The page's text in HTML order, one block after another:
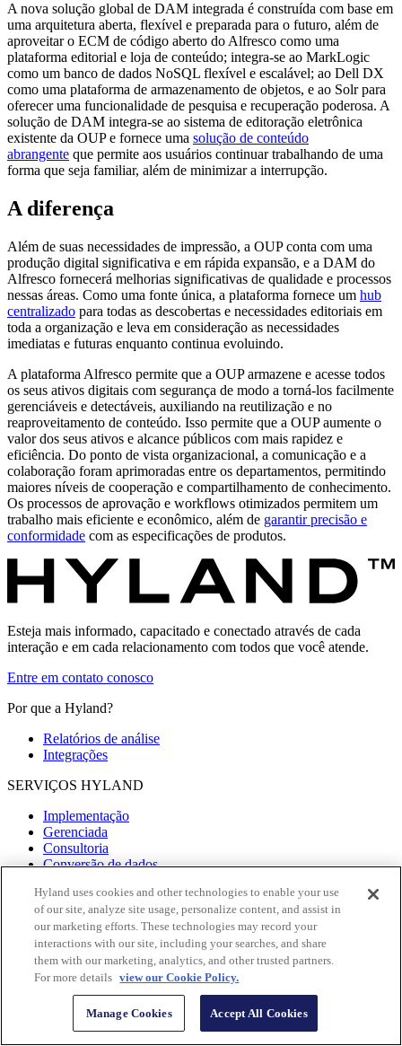
A nova solução global de DAM integrada é construída com base em
uma arquitetura aberta, flexível e preparada para o futuro, além de
aproveitar o ECM de código aberto do Alfresco como uma
plataforma editorial e loja de conteúdo; integra-se ao MarkLogic
como um banco de dados NoSQL flexível e escalável; ao Dell DX
como uma plataforma de armazenamento de objetos, e ao Solr para
oferecer uma funcionalidade de pesquisa e recuperação poderosa. A
solução de DAM integra-se ao sistema de editoração eletrônica
existente da OUP e fornece uma solução de conteúdo
abrangente que permite aos usuários continuar trabalhando de uma
forma que seja familiar, além de minimizar a interrupção.
A diferença
Além de suas necessidades de impressão, a OUP conta com uma
produção digital significativa e em rápida expansão, e a DAM do
Alfresco fornecerá melhorias significativas de qualidade e processos
nessas áreas. Como uma fonte única, a plataforma fornece um hub
centralizado para todas as descobertas e necessidades editoriais em
toda a organização e leva em consideração as necessidades
imediatas e futuras enquanto continua evoluindo.
A plataforma Alfresco permite que a OUP armazene e acesse todos
os seus ativos digitais com segurança de modo a torná-los facilmente
gerenciáveis e detectáveis, auxiliando na reutilização e no
reaproveitamento de conteúdo. Isso permite que a OUP aumente o
valor dos seus ativos e alcance públicos com mais rapidez e
eficiência. Do ponto de vista organizacional, a comunicação e a
colaboração foram aprimoradas entre os departamentos, permitindo
maiores níveis de cooperação e compartilhamento de conhecimento.
Os processos de aprovação e workflows otimizados permitem um
trabalho mais eficiente e econômico, além de garantir precisão e
conformidade com as especificações de produtos.
Esteja mais informado, capacitado e conectado através de cada
interação e em cada relacionamento com todos que você atende.
Entre em contato conosco
Por que a Hyland?
Relatórios de análise
Integrações
SERVIÇOS HYLAND
Implementação
Gerenciada
Consultoria
Conversão de dados
Sobre a Hyland
Oportunidades profissionais
Sobre
Parceiros
Responsabilidade corporativa
CONECTE-SE
Hyland uses cookies and other technologies to enable your use
of our site, analyze site usage, personalize content, and assist in
our marketing efforts. These technologies may record your
interactions with our site, including your searches, and share
them with our marketing, analytics, and other trusted partners.
For more details view our Cookie Policy.
Manage Cookies Accept All Cookies